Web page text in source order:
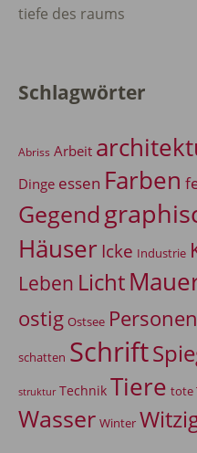
tiefe des raums
Schlagwörter
Abriss Arbeit
Dinge essen Farben
Gegend
Häuser Icke Industrie
Leben Licht
ostig Ostsee
schatten Schrift
struktur Technik Tiere tote
Wasser Winter